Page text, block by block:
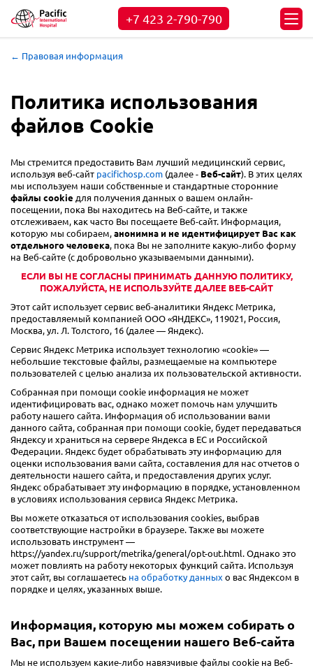
+7 423 2-790-790
← Правовая информация
Политика использования
файлов Cookie
Мы стремится предоставить Вам лучший медицинский сервис,
используя веб-сайт pacifichosp.com (далее - Веб-сайт). В этих целях
мы используем наши собственные и стандартные сторонние
файлы cookie для получения данных о вашем онлайн-
посещении, пока Вы находитесь на Веб-сайте, и также
отслеживаем, как часто Вы посещаете Веб-сайт. Информация,
которую мы собираем, анонимна и не идентифицирует Вас как
отдельного человека, пока Вы не заполните какую-либо форму
на Веб-сайте (с добровольно указываемыми данными).
ЕСЛИ ВЫ НЕ СОГЛАСНЫ ПРИНИМАТЬ ДАННУЮ ПОЛИТИКУ,
ПОЖАЛУЙСТА, НЕ ИСПОЛЬЗУЙТЕ ДАЛЕЕ ВЕБ-САЙТ
Этот сайт использует сервис веб-аналитики Яндекс Метрика,
предоставляемый компанией ООО «ЯНДЕКС», 119021, Россия,
Москва, ул. Л. Толстого, 16 (далее — Яндекс).
Сервис Яндекс Метрика использует технологию «cookie» —
небольшие текстовые файлы, размещаемые на компьютере
пользователей с целью анализа их пользовательской активности.
Собранная при помощи cookie информация не может
идентифицировать вас, однако может помочь нам улучшить
работу нашего сайта. Информация об использовании вами
данного сайта, собранная при помощи cookie, будет передаваться
Яндексу и храниться на сервере Яндекса в ЕС и Российской
Федерации. Яндекс будет обрабатывать эту информацию для
оценки использования вами сайта, составления для нас отчетов о
деятельности нашего сайта, и предоставления других услуг.
Яндекс обрабатывает эту информацию в порядке, установленном
в условиях использования сервиса Яндекс Метрика.
Вы можете отказаться от использования cookies, выбрав
соответствующие настройки в браузере. Также вы можете
использовать инструмент —
https://yandex.ru/support/metrika/general/opt-out.html. Однако это
может повлиять на работу некоторых функций сайта. Используя
этот сайт, вы соглашаетесь на обработку данных о вас Яндексом в
порядке и целях, указанных выше.
Информация, которую мы можем собирать о
Вас, при Вашем посещении нашего Веб-сайта
Мы не используем какие-либо навязчивые файлы cookie на Веб-